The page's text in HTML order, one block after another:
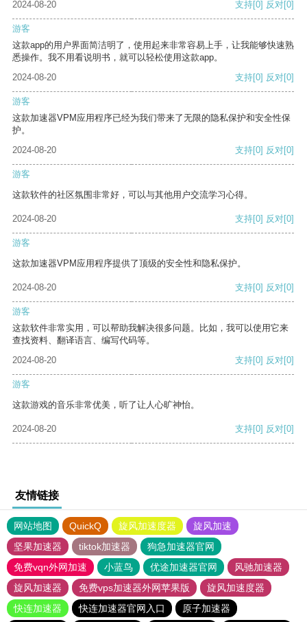
2024-08-20 支持[0] 反对[0]
游客
这款app的用户界面简洁明了，使用起来非常容易上手，让我能够快速熟
悉操作。我不用看说明书，就可以轻松使用这款app。
2024-08-20
支持[0] 反对[0]
游客
这款加速器VPM应用程序已经为我们带来了无限的隐私保护和安全性保
护。
2024-08-20
支持[0] 反对[0]
游客
这款软件的社区氛围非常好，可以与其他用户交流学习心得。
2024-08-20 支持[0] 反对[0]
游客
这款加速器VPM应用程序提供了顶级的安全性和隐私保护。
2024-08-20 支持[0] 反对[0]
游客
这款软件非常实用，可以帮助我解决很多问题。比如，我可以使用它来
查找资料、翻译语言、编写代码等。
2024-08-20
支持[0] 反对[0]
游客
这款游戏的音乐非常优美，听了让人心旷神怡。
2024-08-20 支持[0] 反对[0]
友情链接
网站地图 QuickQ 旋风加速度器
旋风加速
坚果加速器
tiktok加速器
狗急加速器官网
免费vqn外网加速
小蓝鸟 优途加速器官网
风驰加速器
旋风加速器
免费vps加速器外网苹果版
旋风加速度器
快连加速器
快连加速器官网入口
原子加速器